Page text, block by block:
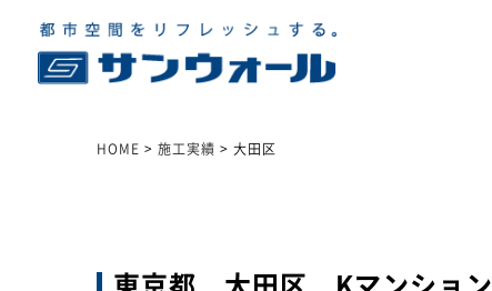
HOME > 施工実績 > 大田区
東京都 大田区 Kマンション